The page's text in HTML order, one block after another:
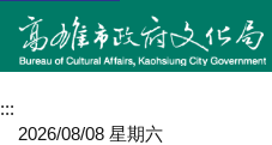
:::
2026/08/08 星期六